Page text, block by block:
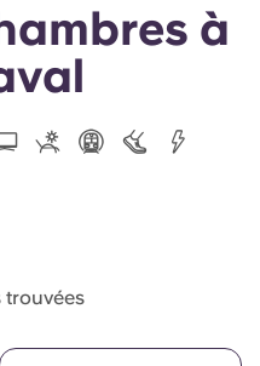
Español
à
trouvées